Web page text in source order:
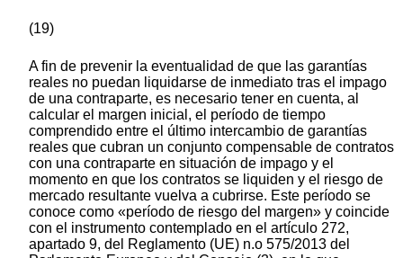
(19)
A fin de prevenir la eventualidad de que las garantías
reales no puedan liquidarse de inmediato tras el impago
de una contraparte, es necesario tener en cuenta, al
calcular el margen inicial, el período de tiempo
comprendido entre el último intercambio de garantías
reales que cubran un conjunto compensable de contratos
con una contraparte en situación de impago y el
momento en que los contratos se liquiden y el riesgo de
mercado resultante vuelva a cubrirse. Este período se
conoce como «período de riesgo del margen» y coincide
con el instrumento contemplado en el artículo 272,
apartado 9, del Reglamento (UE) n.o 575/2013 del